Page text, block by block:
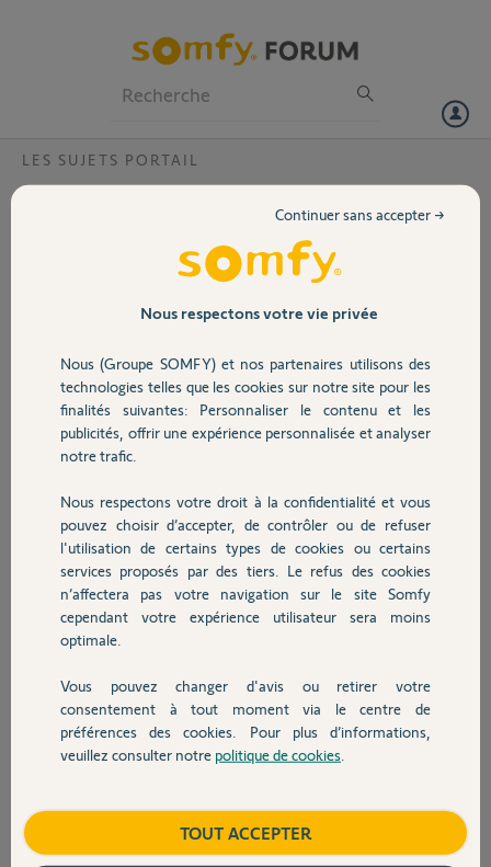
Volet
Sécurité
Domotique
Chauffage
Autres produits
Devis avec un pro
Contact
LES SUJETS PORTAIL
Evolvia 440: Plusieurs accessoires (contact à
clé et contact d'interphone) sur bus 3-4?
Sur un Evolvia 440, peut-on bien brancher plusieurs accessoires
nécessitant un contact sec (en l'occurrence un interphone et un
Cela me paraissait évident mais une bêtise est si vite arrivée...
Yann P.
il y a environ 3 ans
Réponses
Bonjour,
autant d'accessoires à contact sec sur BUS que besoin, en plus des
cellules.
Si le bornier ne le permet pas, vous pouvez dissocier les raccordements
via des wago.
il y a environ 3 ans
Nous respectons votre vie privée
Nous (Groupe SOMFY) et nos partenaires utilisons des
technologies telles que les cookies sur notre site pour les
finalités suivantes: Personnaliser le contenu et les
publicités, offrir une expérience personnalisée et analyser
notre trafic.
Nous respectons votre droit à la confidentialité et vous
pouvez choisir d’accepter, de contrôler ou de refuser
l'utilisation de certains types de cookies ou certains
services proposés par des tiers. Le refus des cookies
n’affectera pas votre navigation sur le site Somfy
cependant votre expérience utilisateur sera moins
optimale.
Vous pouvez changer d'avis ou retirer votre
consentement à tout moment via le centre de
préférences des cookies. Pour plus d’informations,
veuillez consulter notre politique de cookies
Continuer sans accepter →
TOUT ACCEPTER